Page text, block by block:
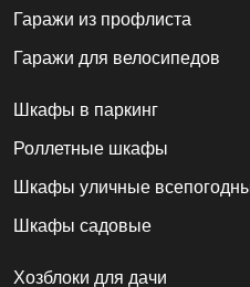
Гаражи из профлиста
Гаражи для велосипедов
Шкафы в паркинг
Роллетные шкафы
Шкафы уличные
Шкафы садовые
Хозблоки для дачи